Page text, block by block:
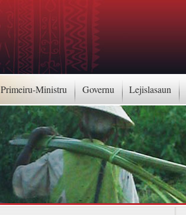
Primeiru-Ministru Governu Lejislasaun